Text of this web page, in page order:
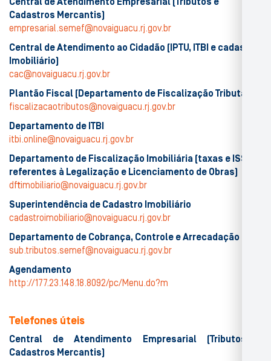
Central de Atendimento Empresarial (Tributos e
Cadastros Mercantis)
empresarial.semef@novaiguacu.rj.gov.br
Central de Atendimento ao Cidadão (IPTU, ITBI e cadastro
Imobiliário)
cac@novaiguacu.rj.gov.br
Plantão Fiscal (Departamento de Fiscalização Tributária)
fiscalizacaotributos@novaiguacu.rj.gov.br
Departamento de ITBI
itbi.online@novaiguacu.rj.gov.br
Departamento de Fiscalização Imobiliária (taxas e ISS
referentes à Legalização e Licenciamento de Obras)
dftimobiliario@novaiguacu.rj.gov.br
Superintendência de Cadastro Imobiliário
cadastroimobiliario@novaiguacu.rj.gov.br
Departamento de Cobrança, Controle e Arrecadação
sub.tributos.semef@novaiguacu.rj.gov.br
Agendamento
http://177.23.148.18.8092/pc/Menu.do?m
Telefones úteis
Central de Atendimento Empresarial (Tributos e
Cadastros Mercantis)